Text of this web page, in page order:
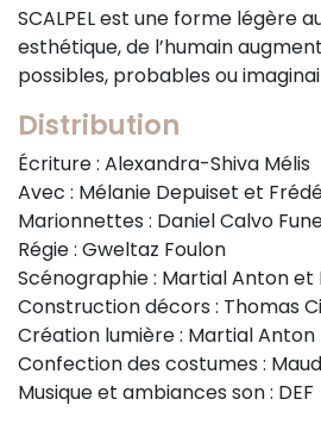
SCALPEL est une forme légère
esthétique, de l’humain
possibles, probables ou
Distribution
Écriture : Alexandra-Shiva Mélis
Avec : Mélanie Depuiset et
Marionnettes : Daniel Calvo
Régie : Gweltaz Foulon
Scénographie : Martial Anton et
Construction décors : Thomas
Création lumière : Martial Anton
Confection des costumes :
Musique et ambiances son : DEF